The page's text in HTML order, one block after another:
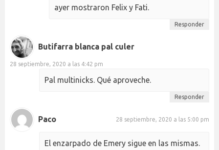
ayer mostraron Felix y Fati.
Responder
Butifarra blanca pal culer
28 septiembre, 2020 a las 4:42 pm
Pal multinicks. Qué aproveche.
Responder
Paco 28 septiembre, 2020 a las 5:00 pm
El enzarpado de Emery sigue en las mismas.